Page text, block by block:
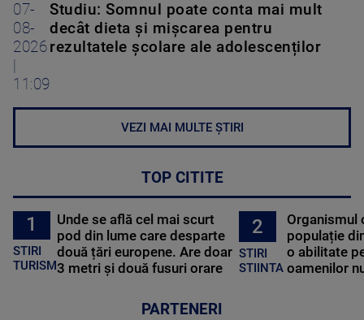
07-
08-
2026
11:09
Studiu: Somnul poate conta mai mult
decât dieta și mișcarea pentru
rezultatele școlare ale adolescenților
VEZI MAI MULTE ȘTIRI
TOP CITITE
1
STIRI
TURISM
Unde se află cel mai scurt
pod din lume care desparte
două țări europene. Are doar
3 metri și două fusuri orare
2
STIRI
STIINTA
Organismul
populație
o abilitate
oamenilor
PARTENERI